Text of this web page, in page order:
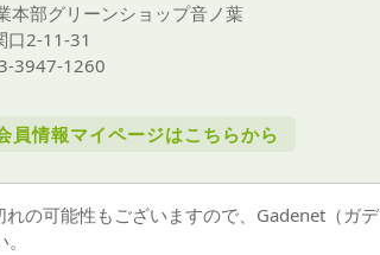
本部グリーンショップ音ノ葉
口2-11-31
3947-1260
情報マイページはこちらから
の可能性もございますので、Gadenet（ガデ